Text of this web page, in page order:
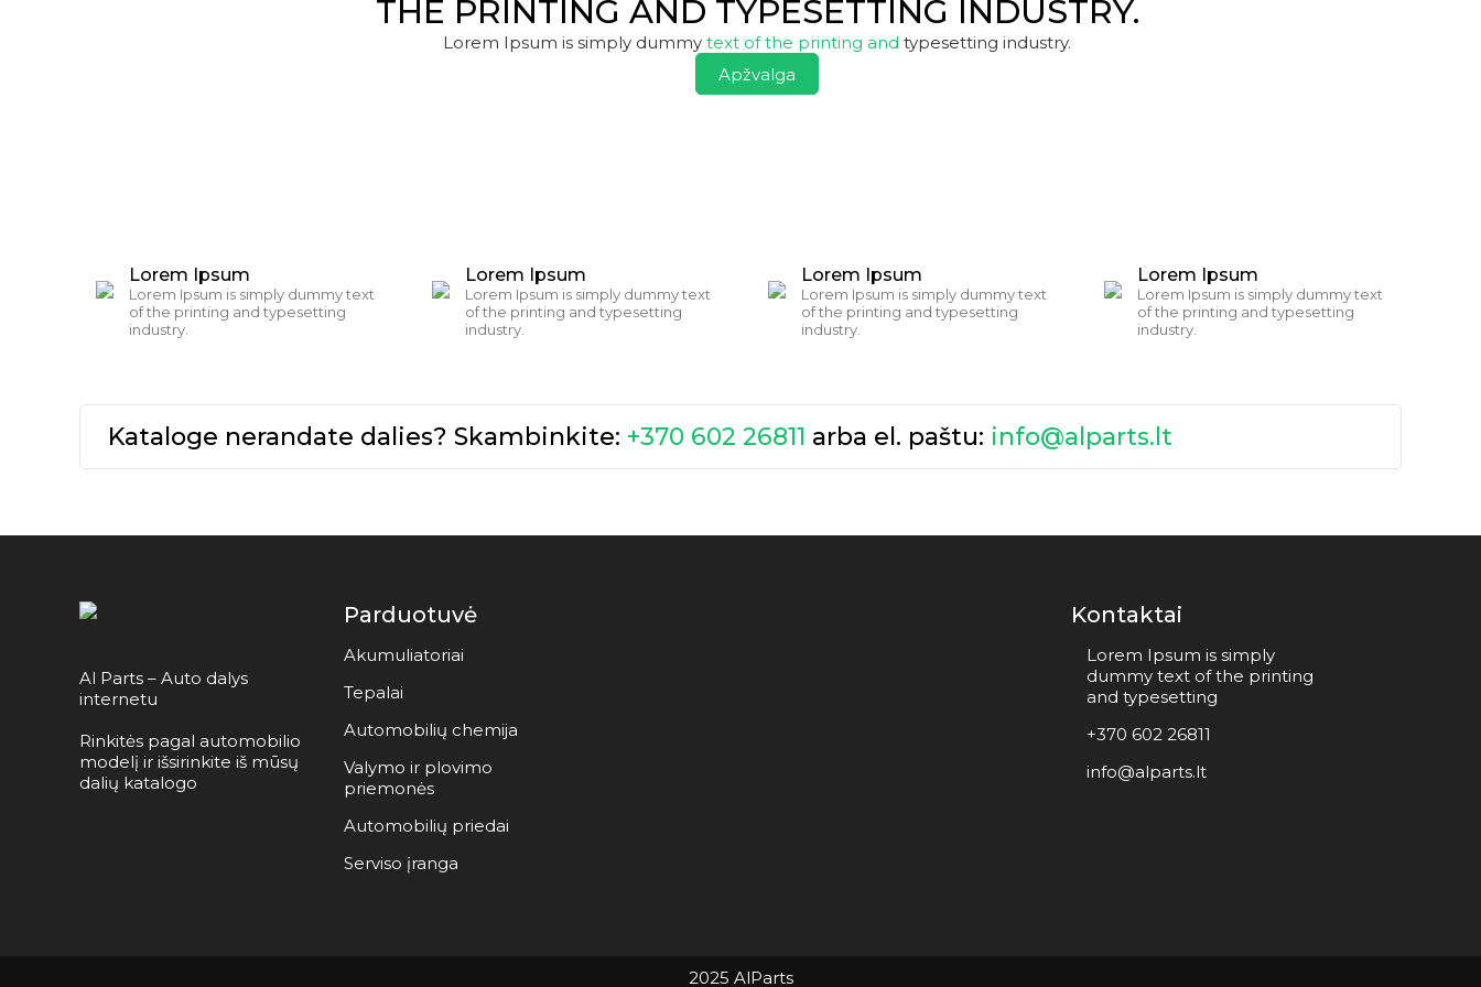
THE PRINTING AND TYPESETTING INDUSTRY.
Lorem Ipsum is simply dummy text of the printing and typesetting industry.
Apžvalga
Lorem Ipsum
Lorem Ipsum is simply dummy text
of the printing and typesetting
industry.
Lorem Ipsum
Lorem Ipsum is simply dummy text
of the printing and typesetting
industry.
Lorem Ipsum
Lorem Ipsum is simply dummy text
of the printing and typesetting
industry.
Lorem Ipsum
Lorem Ipsum is simply dummy text
of the printing and typesetting
industry.
Kataloge nerandate dalies? Skambinkite: +370 602 26811 arba el. paštu: info@alparts.lt
Al Parts – Auto dalys
internetu
Rinkitės pagal automobilio
modelį ir išsirinkite iš mūsų
dalių katalogo
Parduotuvė
Akumuliatoriai
Tepalai
Automobilių chemija
Valymo ir plovimo
priemonės
Automobilių priedai
Serviso įranga
Kontaktai
Lorem Ipsum is simply
dummy text of the printing
and typesetting
+370 602 26811
info@alparts.lt
2025 AlParts